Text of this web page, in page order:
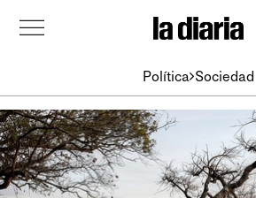
Política Sociedad